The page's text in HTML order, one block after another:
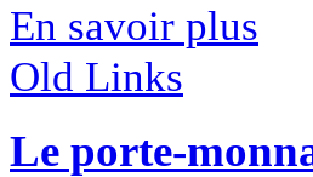
En savoir plus
Old Links
Le porte-